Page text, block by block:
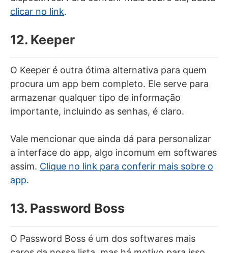
clicar no link.
12. Keeper
O Keeper é outra ótima alternativa para quem
procura um app bem completo. Ele serve para
armazenar qualquer tipo de informação
importante, incluindo as senhas, é claro.
Vale mencionar que ainda dá para personalizar
a interface do app, algo incomum em softwares
assim. Clique no link para conferir mais sobre o
app.
13. Password Boss
O Password Boss é um dos softwares mais